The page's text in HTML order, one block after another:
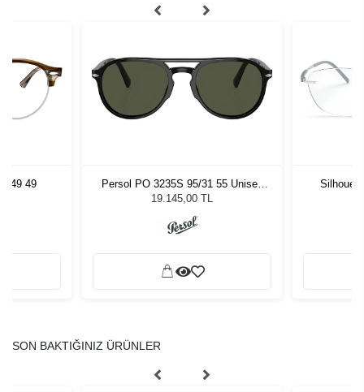
49
Persol PO 3235S 95/31 55 Unisex
Güneş Gözlüğü
19.145,00 TL
SON BAKTIĞINIZ ÜRÜNLER